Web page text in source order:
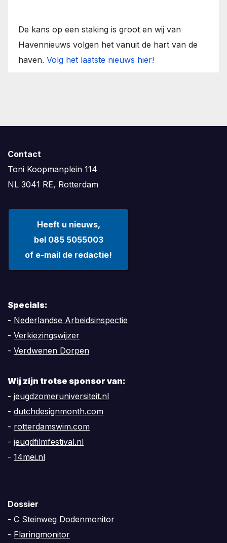
De kans op een staking is groot en wij van
Havennieuws volgen het vanuit de hart van de
haven. Volg het laatste nieuws hier!
Contact
Toni Koopmanplein 114
NL 3041 RE, Rotterdam
Heeft u nieuws,
bel 085 5055003
of e-mail de redactie!
Specials:
- Nederlandse Arbeidsinspectie
- Verkiezingswijzer
- Verdwenen Dorpen
Wij zijn trotse sponsor van:
- jeugdzomeruniversiteit.nl
- dutchdesignmonth.com
- rotterdamswim.com
- jeugdfilmfestival.nl
- 14mei.nl
Dossier
- C Steinweg Dodenmonitor
- Flaringmonitor